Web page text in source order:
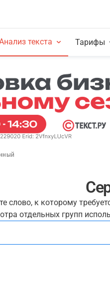
текста Тарифы
слово, к которому
отдельных групп